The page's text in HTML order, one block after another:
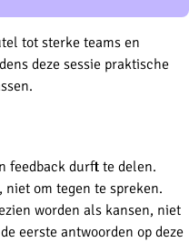
tot sterke teams en
deze sessie praktische
feedback durft te delen.
om tegen te spreken.
worden als kansen, niet
eerste antwoorden op deze